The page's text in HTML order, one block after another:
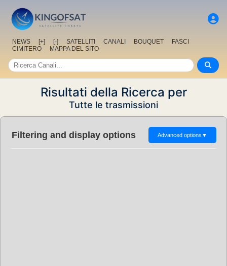
NEWS [+] [-] SATELLITI CANALI BOUQUET
FASCI
CIMITERO
MAPPA DEL SITO
Risultati della Ricerca per
Tutte le trasmissioni
Filtering and display options Advanced options ▼